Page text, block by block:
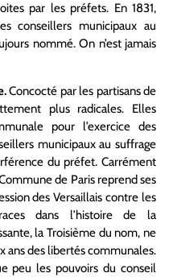
par les préfets. En 1831,
conseillers municipaux au
nommé. On n’est jamais
Concocté par les partisans de
plus radicales. Elles
pour l’exercice des
municipaux au suffrage
du préfet. Carrément
de Paris reprend ses
des Versaillais contre les
dans l’histoire de la
la Troisième du nom, ne
ans des libertés communales.
peu les pouvoirs du conseil